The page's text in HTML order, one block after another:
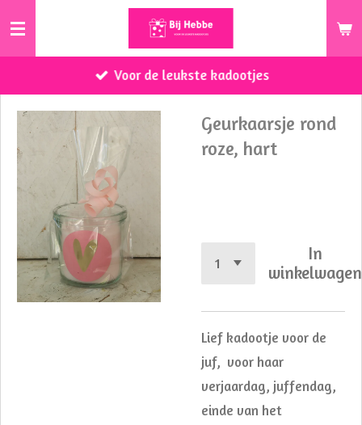
Ga
de
hoofdinhoud
Voor de leukste kadootjes
Geurkaarsje rond
roze, hart
In
winkelwagen
Lief kadootje voor de
juf, voor haar
verjaardag, juffendag,
einde van het